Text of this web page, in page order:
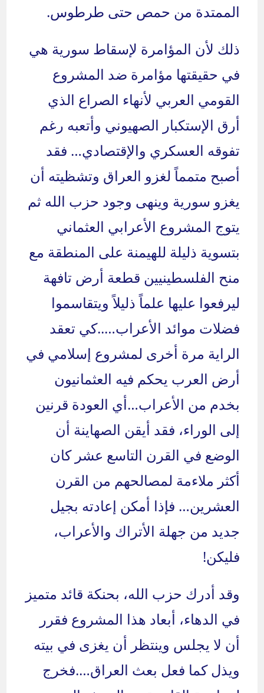
الممتدة من حمص حتى طرطوس.
ذلك لأن المؤامرة لإسقاط سورية هي
في حقيقتها مؤامرة ضد المشروع
القومي العربي لأنهاء الصراع الذي
أرق الإستكبار الصهيوني وأتعبه رغم
تفوقه العسكري والإقتصادي… فقد
أصبح متمماً لغزو العراق وتشظيته أن
يغزو سورية وينهى وجود حزب الله ثم
يتوج المشروع الأعرابي العثماني
بتسوية ذليلة للهيمنة على المنطقة مع
منح الفلسطينيين قطعة أرض تافهة
ليرفعوا عليها علماً ذليلاً ويتقاسموا
فضلات موائد الأعراب…..كي تعقد
الراية مرة أخرى لمشروع إسلامي في
أرض العرب يحكم فيه العثمانيون
بخدم من الأعراب…أي العودة قرنين
إلى الوراء، فقد أيقن الصهاينة أن
الوضع في القرن التاسع عشر كان
أكثر ملاءمة لمصالحهم من القرن
العشرين… فإذا أمكن إعادته بجيل
جديد من جهلة الأتراك والأعراب،
فليكن!
وقد أدرك حزب الله، بحنكة قائد متميز
في الدهاء، أبعاد هذا المشروع فقرر
أن لا يجلس وينتظر أن يغزى في بيته
ويذل كما فعل بعث العراق….فخرج